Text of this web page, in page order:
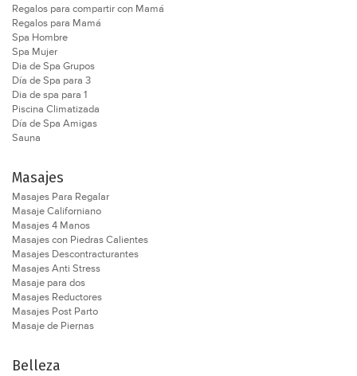
Regalos para compartir con Mamá
Regalos para Mamá
Spa Hombre
Spa Mujer
Dia de Spa Grupos
Día de Spa para 3
Dia de spa para 1
Piscina Climatizada
Día de Spa Amigas
Sauna
Masajes
Masajes Para Regalar
Masaje Californiano
Masajes 4 Manos
Masajes con Piedras Calientes
Masajes Descontracturantes
Masajes Anti Stress
Masaje para dos
Masajes Reductores
Masajes Post Parto
Masaje de Piernas
Belleza